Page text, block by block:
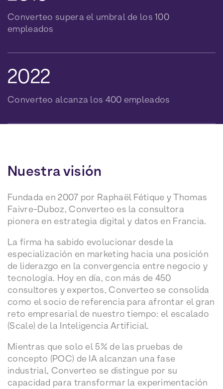
Converteo supera el umbral de los 100
empleados
Converteo alcanza los 400 empleados
Nuestravisión
Fundada en 2007 por Raphaël Fétique y Thomas
Faivre-Duboz, Converteo es la consultora
pionera en estrategia digital y datos en Francia.
La firma ha sabido evolucionar desde la
especialización en marketing hacia una posición
de liderazgo en la convergencia entre negocio y
tecnología. Hoy en día, con más de 450
consultores y expertos, Converteo se consolida
como el socio de referencia para afrontar el gran
reto empresarial de nuestro tiempo: el escalado
(Scale) de la Inteligencia Artificial.
Mientras que solo el 5% de las pruebas de
concepto (POC) de IA alcanzan una fase
industrial, Converteo se distingue por su
capacidad para transformar la experimentación